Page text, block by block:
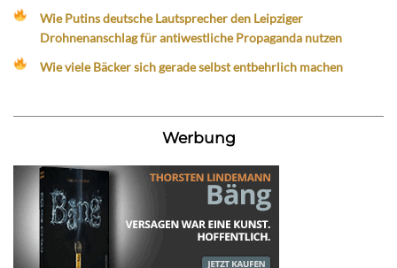
Wie Putins deutsche Lautsprecher den Leipziger
Drohnenanschlag für antiwestliche Propaganda nutzen
Wie viele Bäcker sich gerade selbst entbehrlich machen
Werbung